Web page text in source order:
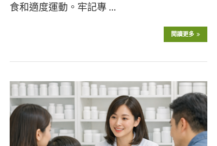
食和適度運動。牢記專 …
閱讀更多